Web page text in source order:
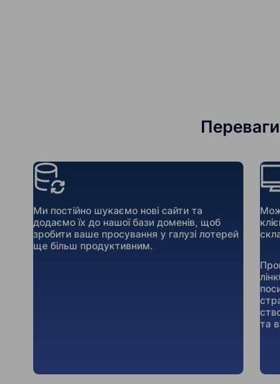
Ми постійно шукаємо нові сайти та
додаємо їх до нашої бази доменів, щоб
зробити ваше просування у галузі лотерей
ще більш продуктивним.
та